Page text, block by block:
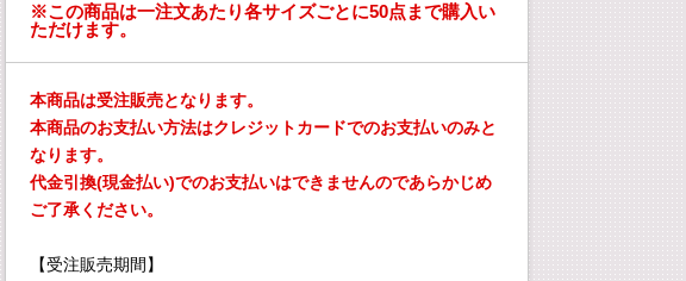
※この商品は一注文あたり各サイズごとに50点まで購入い
ただけます。
本商品は受注販売となります。
本商品のお支払い方法はクレジットカードでのお支払いのみと
なります。
代金引換(現金払い)でのお支払いはできませんのであらかじめ
ご了承ください。
【受注販売期間】